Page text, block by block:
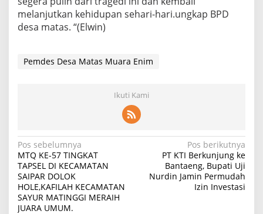
melanjutkan kehidupan sehari-hari.ungkap BPD
desa matas. “(Elwin)
Pemdes Desa Matas Muara Enim
Ikuti Kami
Navigasi
pos
Pos sebelumnya
MTQ KE-57 TINGKAT
TAPSEL DI KECAMATAN
SAIPAR DOLOK
HOLE,KAFILAH KECAMATAN
SAYUR MATINGGI MERAIH
JUARA UMUM.
Pos berikutnya
PT KTI Berkunjung ke
Bantaeng, Bupati Uji
Nurdin Jamin Permudah
Izin Investasi